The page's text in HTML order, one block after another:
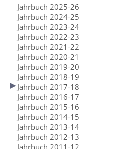
Jahrbuch 2025-26
Jahrbuch 2024-25
Jahrbuch 2023-24
Jahrbuch 2022-23
Jahrbuch 2021-22
Jahrbuch 2020-21
Jahrbuch 2019-20
Jahrbuch 2018-19
Jahrbuch 2017-18
Jahrbuch 2016-17
Jahrbuch 2015-16
Jahrbuch 2014-15
Jahrbuch 2013-14
Jahrbuch 2012-13
Jahrbuch 2011-12